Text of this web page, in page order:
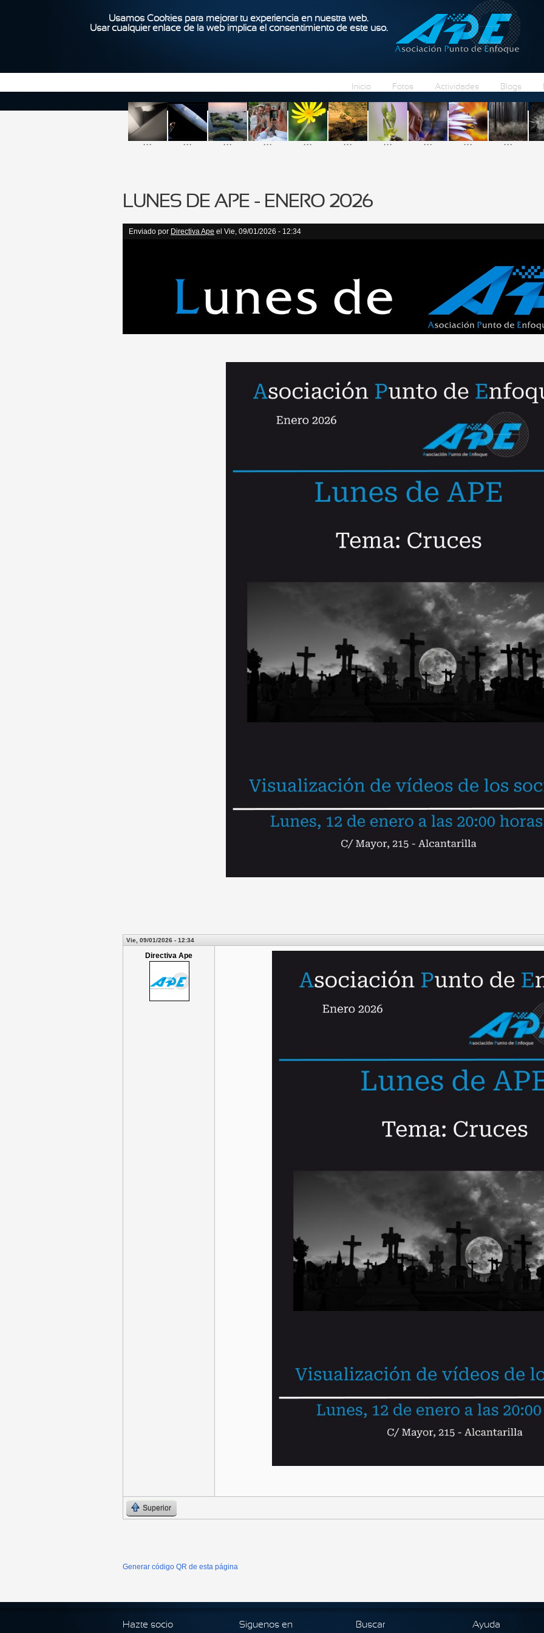
Usamos Cookies para mejorar tu experiencia en nuestra web.
Usar cualquier enlace de la web implica el consentimiento de este uso.
Pasar al contenido principal
Inicio Fotos Actividades Blogs
... ... ... ... ... ... ... ... ... ...
LUNES DE APE - ENERO 2026
Enviado por Directiva Ape el Vie, 09/01/2026 - 12:34
Vie, 09/01/2026 - 12:34
Directiva Ape
Superior
Generar código QR de esta página
Hazte socio Siguenos en Buscar Ayuda